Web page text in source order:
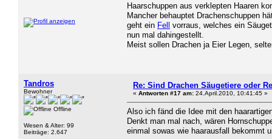
Haarschuppen aus verklepten Haaren
Mancher behauptet Drachenschuppen
geht ein Fell vorraus, welches ein
nun mal dahingestellt.
Meist sollen Drachen ja Eier Legen,
Tandros
Bewohner
Offline
Wesen & Alter: 99
Beiträge: 2.647
Re: Sind Drachen Säugetiere oder
« Antworten #17 am: 24.April.2010, 10:41:45 »
Also ich fänd die Idee mit den
Denkt man mal nach, wären
einmal sowas wie haarausfall bekommt